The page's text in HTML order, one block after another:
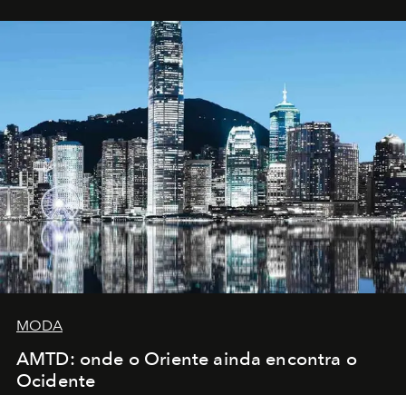
MODA
AMTD: onde o Oriente ainda encontra o
Ocidente